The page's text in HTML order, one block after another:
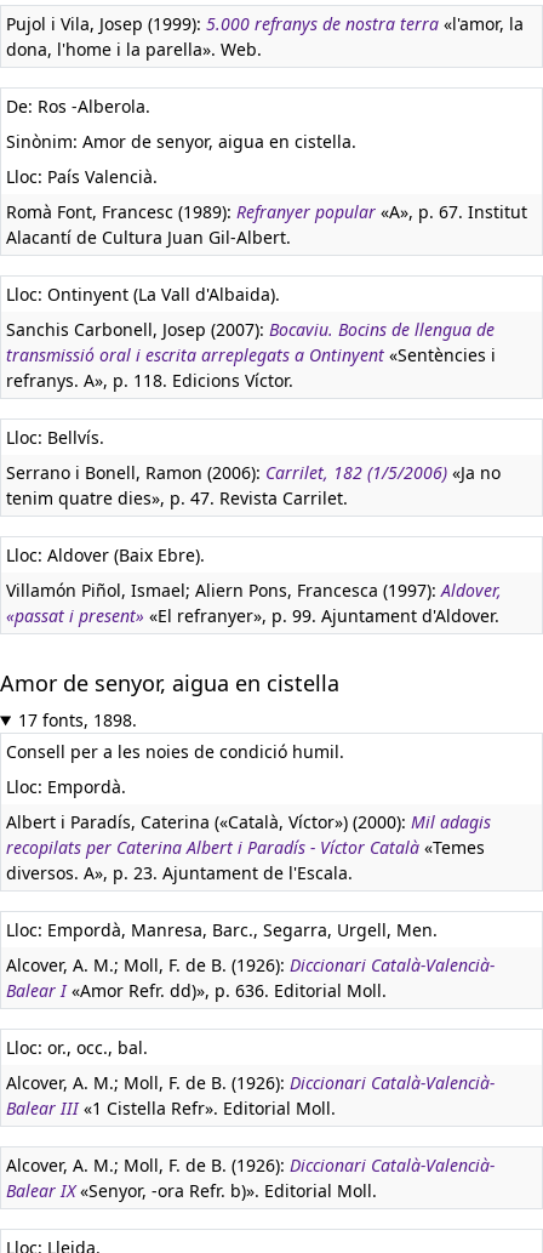
Pujol i Vila, Josep (1999): 5.000 refranys de nostra terra «l'amor, la
dona, l'home i la parella». Web.
De: Ros -Alberola.
Sinònim: Amor de senyor, aigua en cistella.
Lloc: País Valencià.
Romà Font, Francesc (1989): Refranyer popular «A», p. 67. Institut
Alacantí de Cultura Juan Gil-Albert.
Lloc: Ontinyent (La Vall d'Albaida).
Sanchis Carbonell, Josep (2007): Bocaviu. Bocins de llengua de
transmissió oral i escrita arreplegats a Ontinyent «Sentències i
refranys. A», p. 118. Edicions Víctor.
Lloc: Bellvís.
Serrano i Bonell, Ramon (2006): Carrilet, 182 (1/5/2006) «Ja no
tenim quatre dies», p. 47. Revista Carrilet.
Lloc: Aldover (Baix Ebre).
Villamón Piñol, Ismael; Aliern Pons, Francesca (1997):Aldover,
«passat i present» «El refranyer», p. 99. Ajuntament d'Aldover.
Amor de senyor, aigua en cistella
17 fonts, 1898.
Consell per a les noies de condició humil.
Lloc: Empordà.
Albert i Paradís, Caterina («Català, Víctor») (2000): Mil adagis
recopilats per Caterina Albert i Paradís - Víctor Català «Temes
diversos. A», p. 23. Ajuntament de l'Escala.
Lloc: Empordà, Manresa, Barc., Segarra, Urgell, Men.
Alcover, A. M.; Moll, F. de B. (1926): Diccionari Català-Valencià-
Balear I«Amor Refr. dd)», p. 636. Editorial Moll.
Lloc: or., occ., bal.
Alcover, A. M.; Moll, F. de B. (1926): Diccionari Català-Valencià-
Balear III«1 Cistella Refr». Editorial Moll.
Alcover, A. M.; Moll, F. de B. (1926): Diccionari Català-Valencià-
Balear IX«Senyor, -ora Refr. b)». Editorial Moll.
Lloc: Lleida.